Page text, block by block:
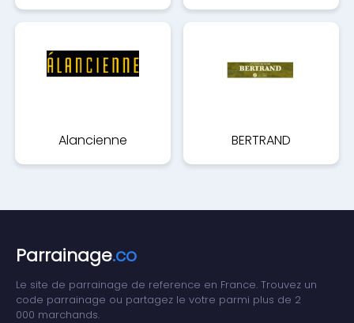
Alancienne BERTRAND
Parrainage.co
Le site de parrainage de reference en France. Trouvez un
code parrainage ou partagez le votre parmi plus de 2
000 marchands.